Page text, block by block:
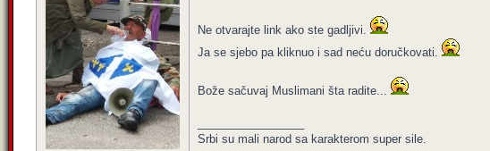
Ne otvarajte link ako ste gadljivi.
Ja se sjebo pa kliknuo i sad neću doručkovati.
Bože sačuvaj Muslimani šta radite...
Srbi su mali narod sa karakterom super sile.